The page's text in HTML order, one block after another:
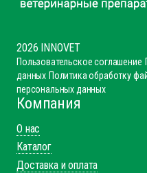
2026 INNOVET
Пользовательское соглашение
данных Политика обработку
персональных данных
Компания
О нас
Каталог
Доставка и оплата